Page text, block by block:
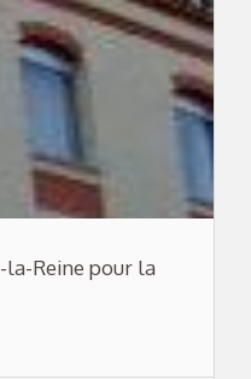
la-Reine pour la